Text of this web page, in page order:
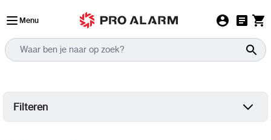
Menu
Filteren